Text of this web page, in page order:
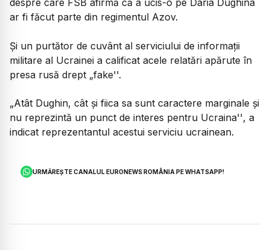
despre care FSB afirmă că a ucis-o pe Daria Dughina
ar fi făcut parte din regimentul Azov.
Şi un purtător de cuvânt al serviciului de informaţii
militare al Ucrainei a calificat acele relatări apărute în
presa rusă drept „fake''.
„Atât Dughin, cât şi fiica sa sunt caractere marginale şi
nu reprezintă un punct de interes pentru Ucraina'', a
indicat reprezentantul acestui serviciu ucrainean.
URMĂREȘTE CANALUL EURONEWS ROMÂNIA PE WHATSAPP!